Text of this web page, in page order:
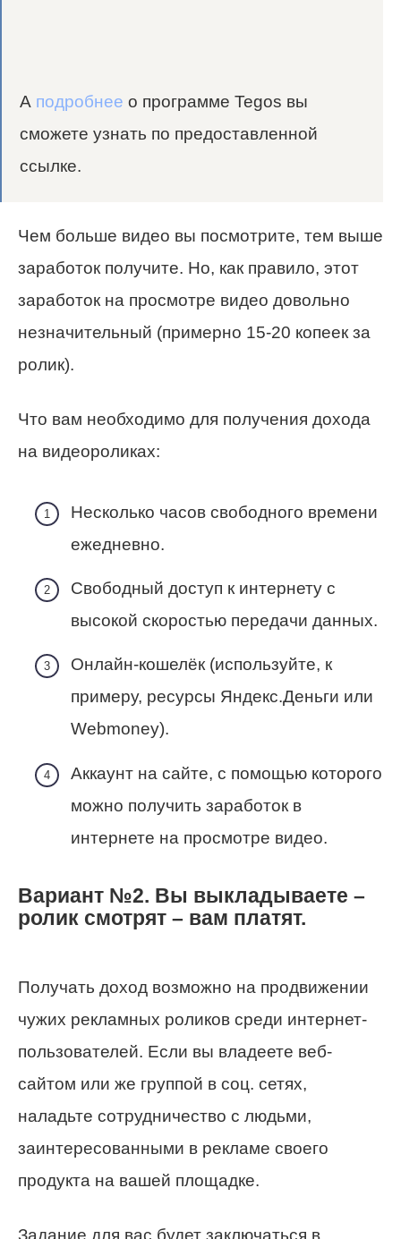
А подробнее о программе Tegos вы
сможете узнать по предоставленной
ссылке.
Чем больше видео вы посмотрите, тем выше
заработок получите. Но, как правило, этот
заработок на просмотре видео довольно
незначительный (примерно 15-20 копеек за
ролик).
Что вам необходимо для получения дохода
на видеороликах:
Несколько часов свободного времени
ежедневно.
Свободный доступ к интернету с
высокой скоростью передачи данных.
Онлайн-кошелёк (используйте, к
примеру, ресурсы Яндекс.Деньги или
Webmoney).
Аккаунт на сайте, с помощью которого
можно получить заработок в
интернете на просмотре видео.
Вариант №2. Вы выкладываете –
ролик смотрят – вам платят.
Получать доход возможно на продвижении
чужих рекламных роликов среди интернет-
пользователей. Если вы владеете веб-
сайтом или же группой в соц. сетях,
наладьте сотрудничество с людьми,
заинтересованными в рекламе своего
продукта на вашей площадке.